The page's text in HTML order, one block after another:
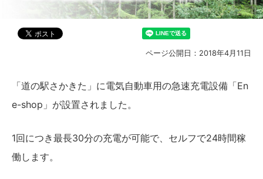
ページ公開日：2018年4月11日
「道の駅さかきた」に電気自動車用の急速充電設備「En
e-shop」が設置されました。
1回につき最長30分の充電が可能で、セルフで24時間稼
働します。